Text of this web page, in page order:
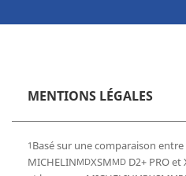
MENTIONS LÉGALES
1 Basé sur une comparaison
MICHELINMDXSMMD D2+ PRO et